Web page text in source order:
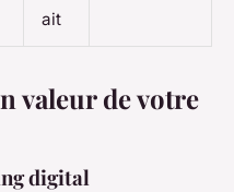
ait
valeur de votre
digital